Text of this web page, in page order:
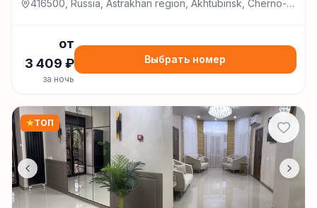
416500, Russia, Astrakhan region, Akhtubinsk, Cherno-
от
3 409 ₽
за ночь
Выбрать номер
★ТОП